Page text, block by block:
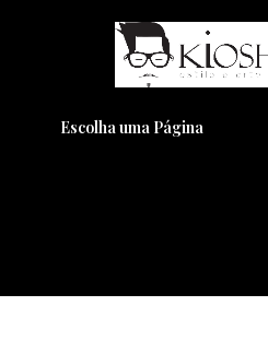
Escolha uma Página
Pensando em